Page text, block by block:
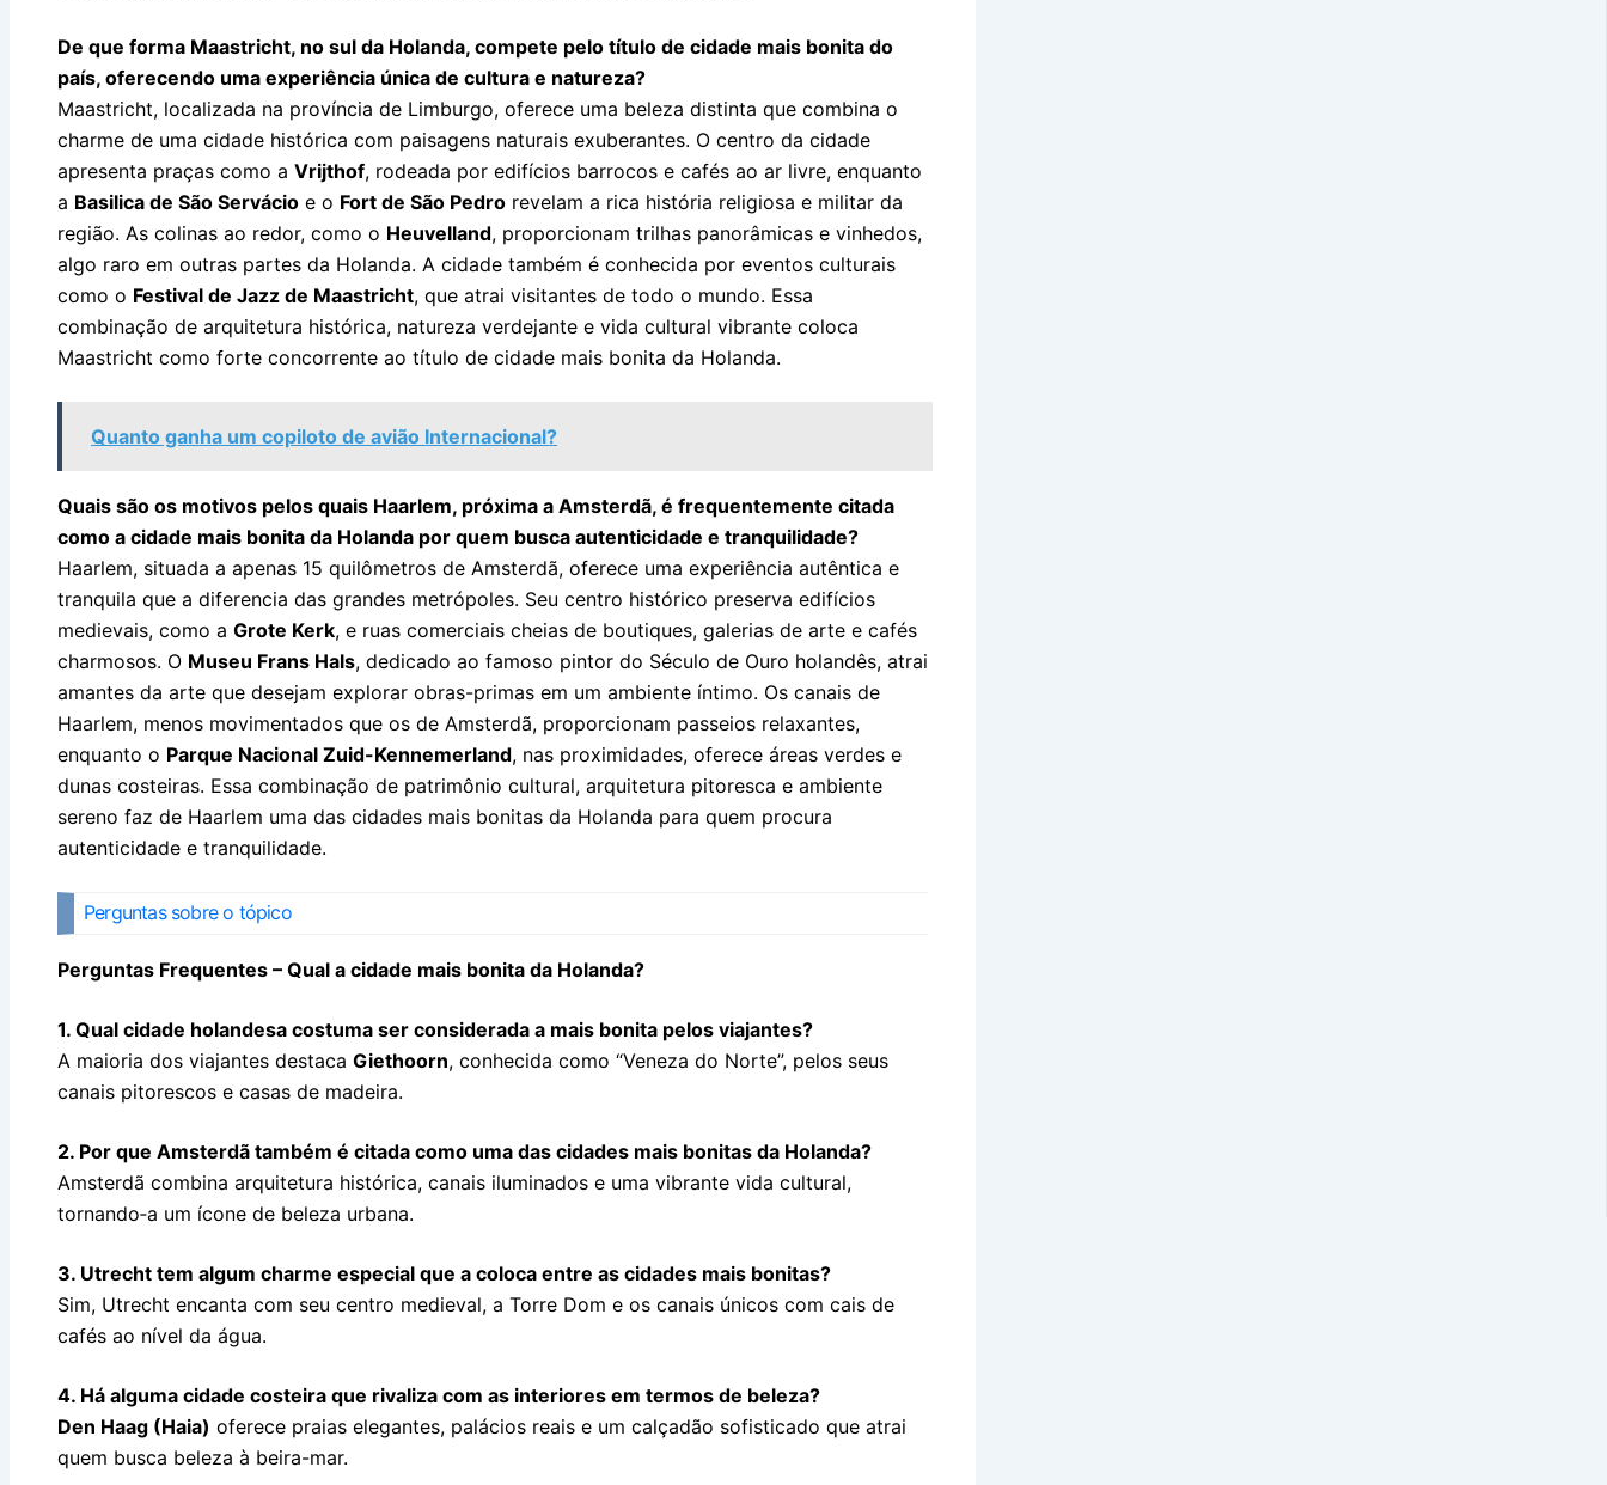
De que forma Maastricht, no sul da Holanda, compete pelo título de cidade mais bonita do
país, oferecendo uma experiência única de cultura e natureza?
Maastricht, localizada na província de Limburgo, oferece uma beleza distinta que combina o
charme de uma cidade histórica com paisagens naturais exuberantes. O centro da cidade
apresenta praças como a Vrijthof, rodeada por edifícios barrocos e cafés ao ar livre, enquanto
a Basilica de São Servácio e o Fort de São Pedro revelam a rica história religiosa e militar da
região. As colinas ao redor, como o Heuvelland, proporcionam trilhas panorâmicas e vinhedos,
algo raro em outras partes da Holanda. A cidade também é conhecida por eventos culturais
como o Festival de Jazz de Maastricht, que atrai visitantes de todo o mundo. Essa
combinação de arquitetura histórica, natureza verdejante e vida cultural vibrante coloca
Maastricht como forte concorrente ao título de cidade mais bonita da Holanda.
Quanto ganha um copiloto de avião Internacional?
Quais são os motivos pelos quais Haarlem, próxima a Amsterdã, é frequentemente citada
como a cidade mais bonita da Holanda por quem busca autenticidade e tranquilidade?
Haarlem, situada a apenas 15 quilômetros de Amsterdã, oferece uma experiência autêntica e
tranquila que a diferencia das grandes metrópoles. Seu centro histórico preserva edifícios
medievais, como a Grote Kerk, e ruas comerciais cheias de boutiques, galerias de arte e cafés
charmosos. O Museu Frans Hals, dedicado ao famoso pintor do Século de Ouro holandês, atrai
amantes da arte que desejam explorar obras-primas em um ambiente íntimo. Os canais de
Haarlem, menos movimentados que os de Amsterdã, proporcionam passeios relaxantes,
enquanto o Parque Nacional Zuid-Kennemerland, nas proximidades, oferece áreas verdes e
dunas costeiras. Essa combinação de patrimônio cultural, arquitetura pitoresca e ambiente
sereno faz de Haarlem uma das cidades mais bonitas da Holanda para quem procura
autenticidade e tranquilidade.
Perguntas sobre o tópico
Perguntas Frequentes – Qual a cidade mais bonita da Holanda?
1. Qual cidade holandesa costuma ser considerada a mais bonita pelos viajantes?
A maioria dos viajantes destaca Giethoorn, conhecida como “Veneza do Norte”, pelos seus
canais pitorescos e casas de madeira.
2. Por que Amsterdã também é citada como uma das cidades mais bonitas da Holanda?
Amsterdã combina arquitetura histórica, canais iluminados e uma vibrante vida cultural,
tornando‑a um ícone de beleza urbana.
3. Utrecht tem algum charme especial que a coloca entre as cidades mais bonitas?
Sim, Utrecht encanta com seu centro medieval, a Torre Dom e os canais únicos com cais de
cafés ao nível da água.
4. Há alguma cidade costeira que rivaliza com as interiores em termos de beleza?
Den Haag (Haia) oferece praias elegantes, palácios reais e um calçadão sofisticado que atrai
quem busca beleza à beira-mar.